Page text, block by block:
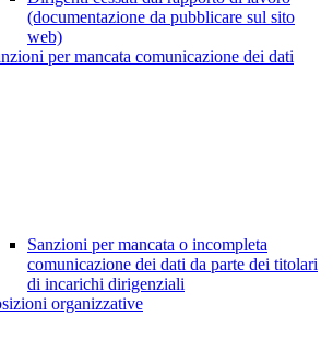
(documentazione da pubblicare sul sito
web)
per mancata comunicazione dei dati
Sanzioni per mancata o incompleta
comunicazione dei dati da parte dei titolari
di incarichi dirigenziali
organizzative